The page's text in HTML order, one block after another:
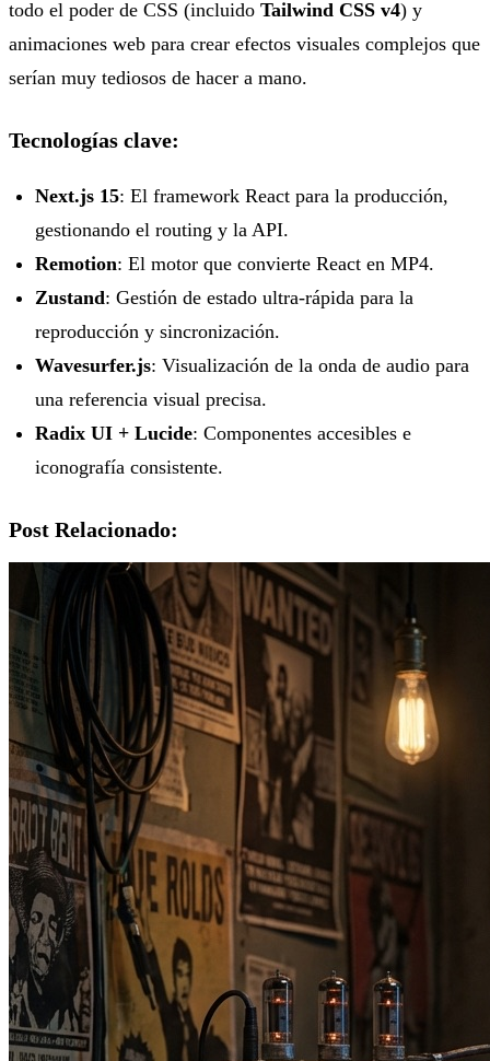
todo el poder de CSS (incluido Tailwind CSS v4) y
animaciones web para crear efectos visuales complejos que
serían muy tediosos de hacer a mano.
Tecnologías clave:
Next.js 15: El framework React para la producción,
gestionando el routing y la API.
Remotion: El motor que convierte React en MP4.
Zustand: Gestión de estado ultra-rápida para la
reproducción y sincronización.
Wavesurfer.js: Visualización de la onda de audio para
una referencia visual precisa.
Radix UI + Lucide: Componentes accesibles e
iconografía consistente.
Post Relacionado: